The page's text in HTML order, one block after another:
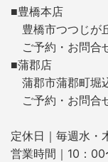
■豊橋本店
豊橋市つつじが
ご予約・お問合
■蒲郡店
蒲郡市蒲郡町堀
ご予約・お問合
定休日｜毎週水・
営業時間｜10：